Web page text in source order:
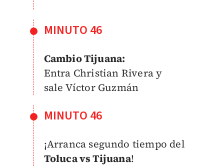
MINUTO 46
Cambio Tijuana:
Entra Christian Rivera y
sale Víctor Guzmán
MINUTO 46
¡Arranca segundo tiempo del
Toluca vs Tijuana!